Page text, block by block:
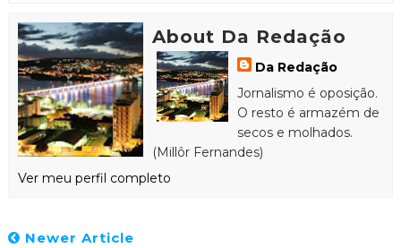
About Da Redação
Da Redação
Jornalismo é oposição.
O resto é armazém de
secos e molhados.
(Millôr Fernandes)
Ver meu perfil completo
Newer Article